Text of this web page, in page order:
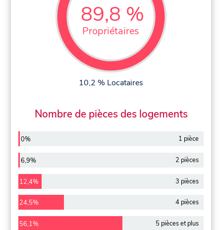
89,8 %
Propriétaires
10,2 % Locataires
Nombre de pièces des logements
0% 1 pièce
6,9% 2 pièces
12,4% 3 pièces
24,5% 4 pièces
56,1% 5 pièces et plus